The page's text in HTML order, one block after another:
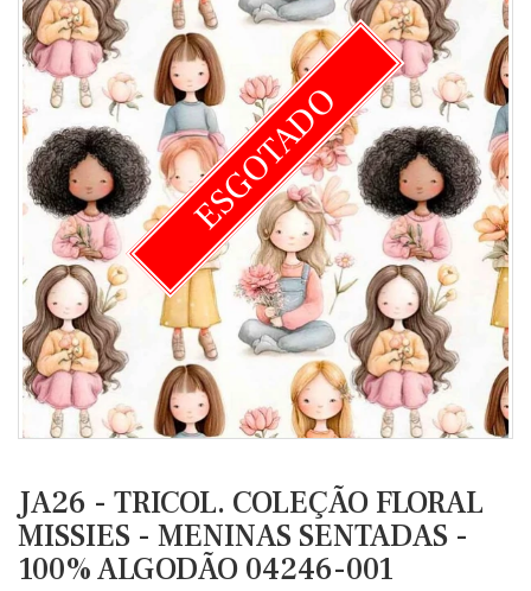
ESGOTADO
JA26 - TRICOL. COLEÇÃO FLORAL
MISSIES - MENINAS SENTADAS -
100% ALGODÃO 04246-001